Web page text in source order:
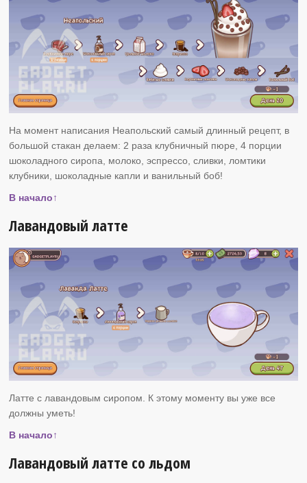
На момент написания Неапольский самый длинный рецепт, в
большой стакан делаем: 2 раза клубничный пюре, 4 порции
шоколадного сиропа, молоко, эспрессо, сливки, ломтики
клубники, шоколадные капли и ванильный боб!
В начало↑
Лавандовый латте
Латте с лавандовым сиропом. К этому моменту вы уже все
должны уметь!
В начало↑
Лавандовый латте со льдом